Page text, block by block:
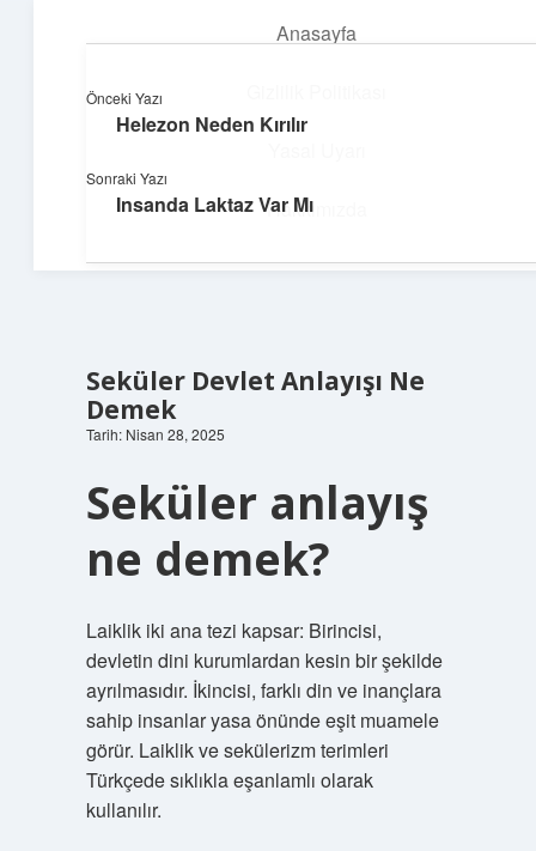
Anasayfa
Hakkımızda
Dalgalardan ilham alan neşeli bilgiler!
Seküler Devlet Anlayışı Ne
Demek
Tarih: Nisan 28, 2025
Seküler anlayış
ne demek?
Laiklik iki ana tezi kapsar: Birincisi,
devletin dini kurumlardan kesin bir şekilde
ayrılmasıdır. İkincisi, farklı din ve inançlara
sahip insanlar yasa önünde eşit muamele
görür. Laiklik ve sekülerizm terimleri
Türkçede sıklıkla eşanlamlı olarak
kullanılır.
Önceki Yazı
Helezon Neden Kırılır
Sonraki Yazı
Insanda Laktaz Var Mı